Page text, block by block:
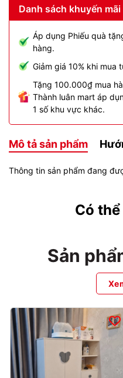
Danh sách khuyến mãi
Áp dụng Phiếu quà
hàng.
Giảm giá 10% khi mua
Tặng 100.000₫ mua
Thành luân mart áp
1 số khu vực khác.
Mô tả sản phẩm
Thông tin sản phẩm đang
Có
Sản